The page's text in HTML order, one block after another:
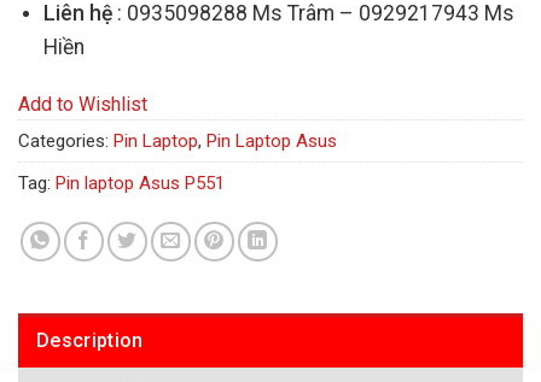
Liên hệ: 0935098288 Ms Trâm – 0929217943 Ms
Hiền
Add to Wishlist
Categories: Pin Laptop, Pin Laptop Asus
Tag: Pin laptop Asus P551
Description